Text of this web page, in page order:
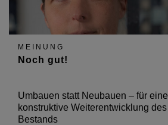
MEINUNG
Noch gut!
Umbauen statt Neubauen – für eine
konstruktive Weiterentwicklung des
Bestands